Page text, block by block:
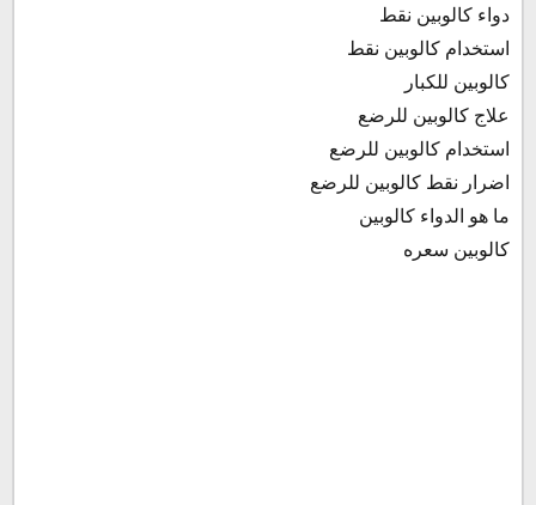
دواء كالوبين نقط
استخدام كالوبين نقط
كالوبين للكبار
علاج كالوبين للرضع
استخدام كالوبين للرضع
اضرار نقط كالوبين للرضع
ما هو الدواء كالوبين
كالوبين سعره